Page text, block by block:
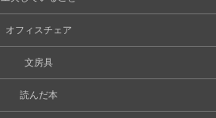
オフィスチェア
文房具
読んだ本